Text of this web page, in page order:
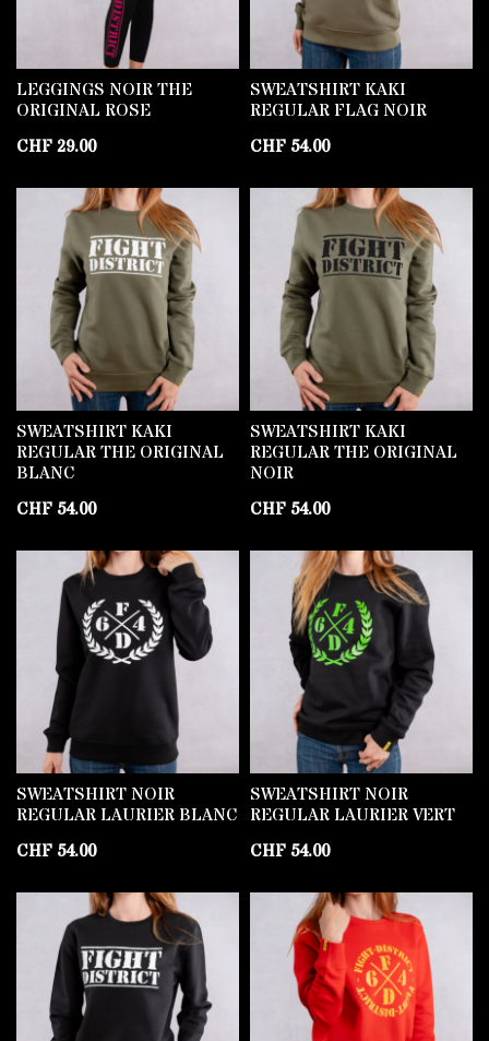
LEGGINGS NOIR THE
ORIGINAL ROSE
CHF29.00
SWEATSHIRT KAKI
REGULAR FLAG NOIR
CHF 54.00
SWEATSHIRT KAKI
REGULAR THE ORIGINAL
BLANC
CHF 54.00
SWEATSHIRT KAKI
REGULAR THE ORIGINAL
NOIR
CHF 54.00
SWEATSHIRT NOIR
REGULAR LAURIER BLANC
CHF 54.00
SWEATSHIRT NOIR
REGULAR LAURIER VERT
CHF 54.00